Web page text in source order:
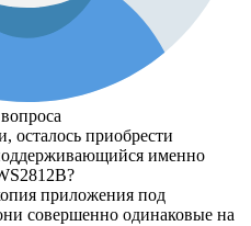
осталось приобрести
именно
приложения под
совершенно одинаковые на